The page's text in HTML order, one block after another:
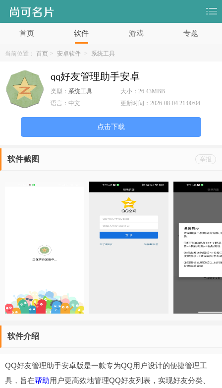
首页 软件 游戏 专题
当前位置： 首页 > 安卓软件 > 系统工具
qq好友管理助手安卓
类型： 系统工具 大小：26.43MBB
语言： 中文 更新时间：2026-08-04 21:00:04
点击下载
举报
软件截图
软件介绍
QQ好友管理助手安卓版是一款专为QQ用户设计的便捷管理工
具，旨在帮助用户更高效地管理QQ好友列表，实现好友分类、